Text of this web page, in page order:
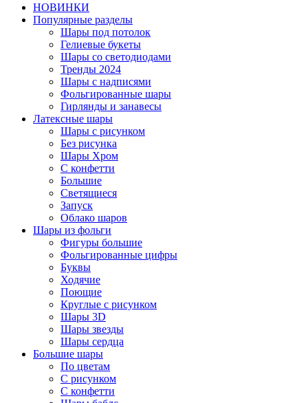
НОВИНКИ
Популярные разделы
Шары под потолок
Гелиевые букеты
Шары со светодиодами
Тренды 2024
Шары с надписями
Фольгированные шары
Гирлянды и занавесы
Латексные шары
Шары с рисунком
Без рисунка
Шары Хром
C конфетти
Большие
Светящиеся
Запуск
Облако шаров
Шары из фольги
Фигуры большие
Фольгированные цифры
Буквы
Ходячие
Поющие
Круглые с рисунком
Шары 3D
Шары звезды
Шары сердца
Большие шары
По цветам
С рисунком
С конфетти